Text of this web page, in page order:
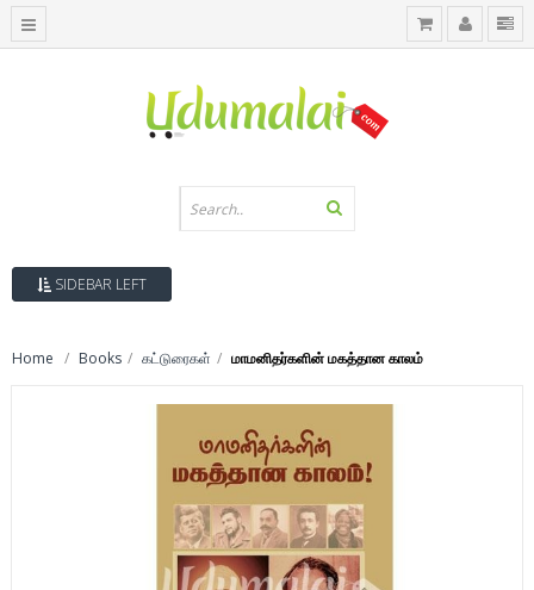
SIDEBAR LEFT
Home Books கட்டுரைகள் மாமனிதர்களின் மகத்தான காலம்